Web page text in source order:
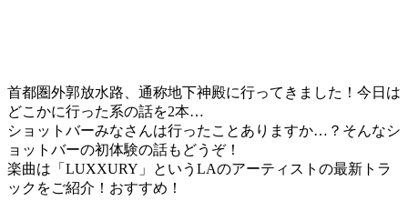
首都圏外郭放水路、通称地下神殿に行ってきました！今日は
どこかに行った系の話を2本…
ショットバーみなさんは行ったことありますか…？そんなシ
ョットバーの初体験の話もどうぞ！
楽曲は「LUXXURY」というLAのアーティストの最新トラ
ックをご紹介！おすすめ！